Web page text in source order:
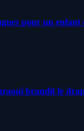
pour un
brandit le